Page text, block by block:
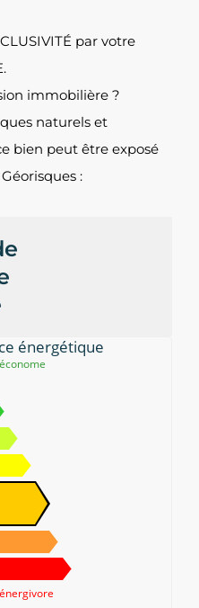
par votre
immobilière ?
naturels et
bien peut être exposé
:
énergétique